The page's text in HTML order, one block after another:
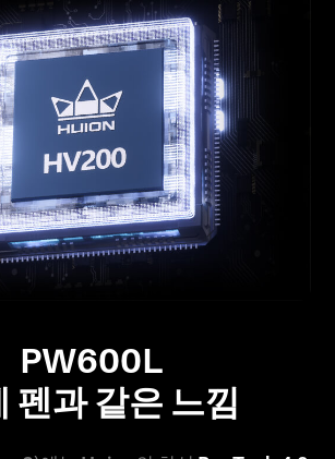
PW600L
펜과 같은 느낌